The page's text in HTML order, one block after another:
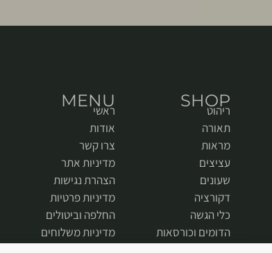
SHOP
ריהוט
תאורה
מראות
עציצים
שעונים
דקורציה
כלי הגשה
הדומים וכורסאות
MENU
ראשי
אודות
צרו קשר
מדיניות אתר
הצהרת נגישות
מדיניות פרטיות
החלפה וביטולים
מדיניות משלוחים